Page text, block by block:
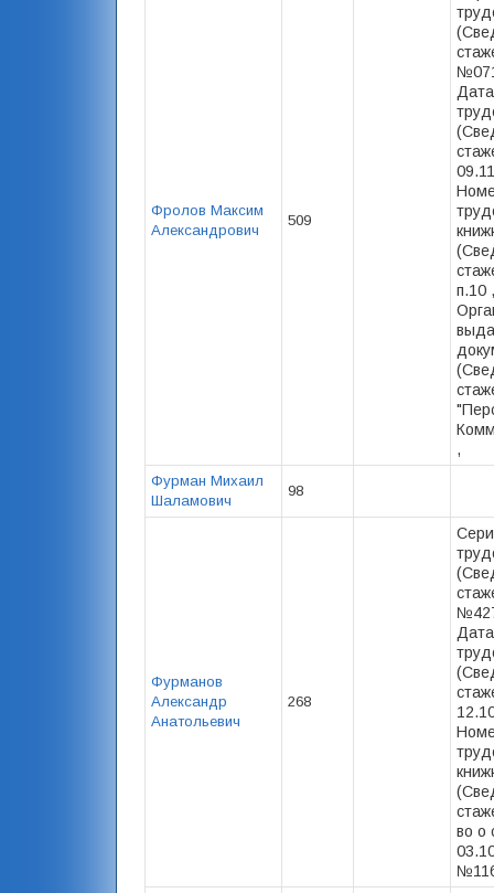
Фролов Максим
Александрович
509
п.10 ,
,
Фурман Михаил
Шаламович
98
Фурманов
Александр
Анатольевич
268
во о